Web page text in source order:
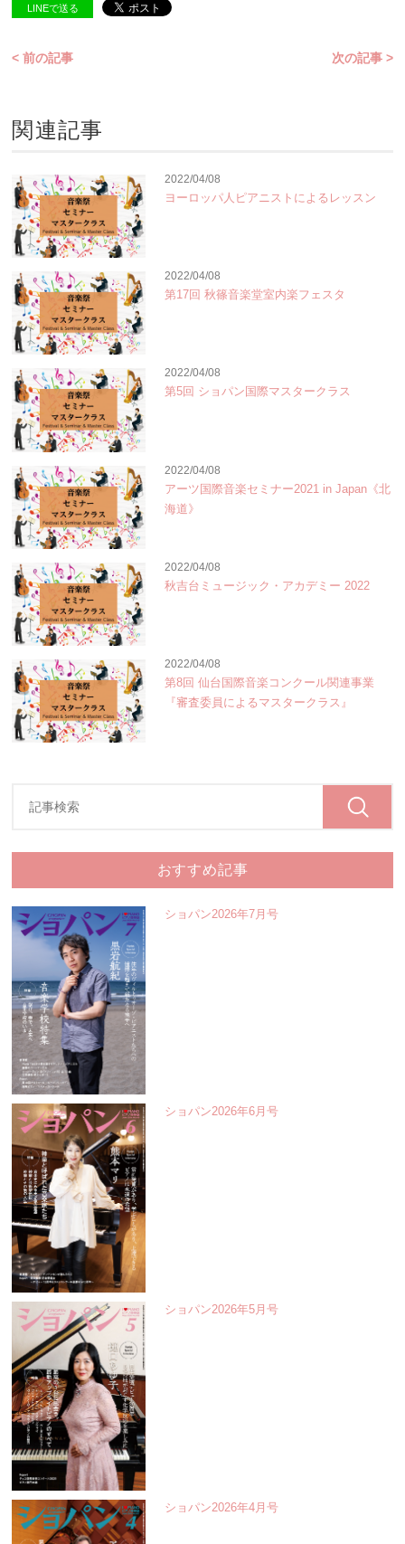
LINEで送る
< 前の記事 次の記事 >
関連記事
2022/04/08
ヨーロッパ人ピアニストによるレッスン
2022/04/08
第17回 秋篠音楽堂室内楽フェスタ
2022/04/08
第5回 ショパン国際マスタークラス
2022/04/08
アーツ国際音楽セミナー2021 in Japan《北
海道》
2022/04/08
秋吉台ミュージック・アカデミー 2022
2022/04/08
第8回 仙台国際音楽コンクール関連事業
『審査委員によるマスタークラス』
おすすめ記事
ショパン2026年7月号
ショパン2026年6月号
ショパン2026年5月号
ショパン2026年4月号